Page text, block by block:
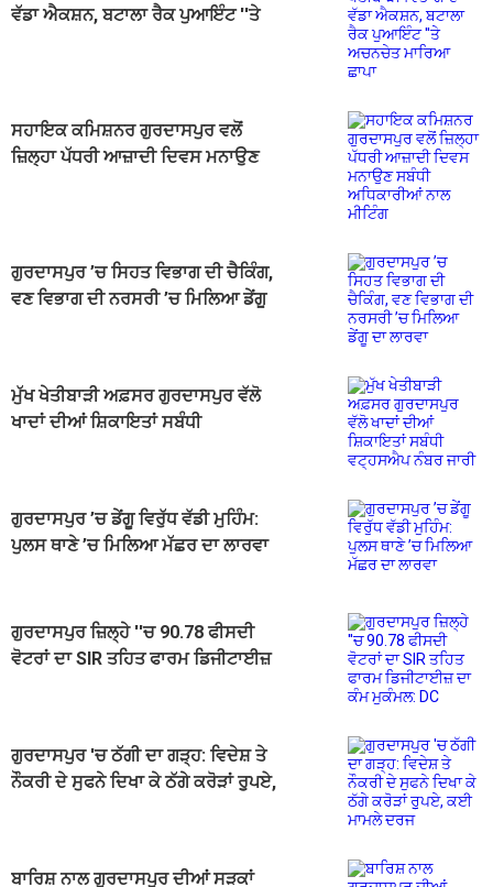
ਵੱਡਾ ਐਕਸ਼ਨ, ਬਟਾਲਾ ਰੈਕ ਪੁਆਇੰਟ ''ਤੇ
ਸਹਾਇਕ ਕਮਿਸ਼ਨਰ ਗੁਰਦਾਸਪੁਰ ਵਲੋਂ
ਜ਼ਿਲ੍ਹਾ ਪੱਧਰੀ ਆਜ਼ਾਦੀ ਦਿਵਸ ਮਨਾਉਣ
ਗੁਰਦਾਸਪੁਰ ’ਚ ਸਿਹਤ ਵਿਭਾਗ ਦੀ ਚੈਕਿੰਗ,
ਵਣ ਵਿਭਾਗ ਦੀ ਨਰਸਰੀ ’ਚ ਮਿਲਿਆ ਡੇਂਗੂ
ਮੁੱਖ ਖੇਤੀਬਾੜੀ ਅਫ਼ਸਰ ਗੁਰਦਾਸਪੁਰ ਵੱਲੋ
ਖਾਦਾਂ ਦੀਆਂ ਸ਼ਿਕਾਇਤਾਂ ਸਬੰਧੀ
ਗੁਰਦਾਸਪੁਰ ’ਚ ਡੇਂਗੂ ਵਿਰੁੱਧ ਵੱਡੀ ਮੁਹਿੰਮ:
ਪੁਲਸ ਥਾਣੇ ’ਚ ਮਿਲਿਆ ਮੱਛਰ ਦਾ ਲਾਰਵਾ
ਗੁਰਦਾਸਪੁਰ ਜ਼ਿਲ੍ਹੇ ''ਚ 90.78 ਫੀਸਦੀ
ਵੋਟਰਾਂ ਦਾ SIR ਤਹਿਤ ਫਾਰਮ ਡਿਜੀਟਾਈਜ਼
ਗੁਰਦਾਸਪੁਰ 'ਚ ਠੱਗੀ ਦਾ ਗੜ੍ਹ: ਵਿਦੇਸ਼ ਤੇ
ਨੌਕਰੀ ਦੇ ਸੁਫਨੇ ਦਿਖਾ ਕੇ ਠੱਗੇ ਕਰੋੜਾਂ ਰੁੁਪਏ,
ਬਾਰਿਸ਼ ਨਾਲ ਗੁਰਦਾਸਪੁਰ ਦੀਆਂ ਸੜਕਾਂ